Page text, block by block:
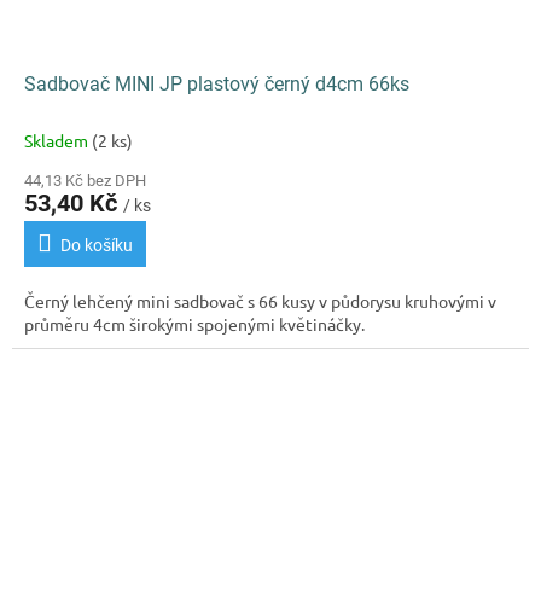
Sadbovač MINI JP plastový černý d4cm 66ks
Skladem (2 ks)
44,13 Kč bez DPH
53,40 Kč / ks
Do košíku
Černý lehčený mini sadbovač s 66 kusy v půdorysu kruhovými v
průměru 4cm širokými spojenými květináčky.